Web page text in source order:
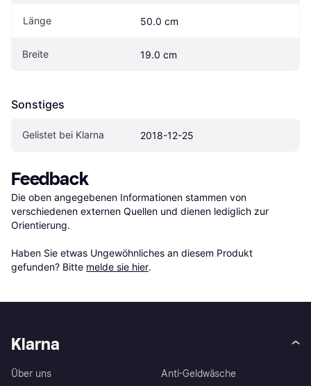
Länge 50.0 cm
Breite 19.0 cm
Sonstiges
Gelistet bei Klarna 2018-12-25
Feedback
Die oben angegebenen Informationen stammen von
verschiedenen externen Quellen und dienen lediglich zur
Orientierung.
Haben Sie etwas Ungewöhnliches an diesem Produkt
gefunden? Bitte melde sie hier.
Klarna
Über uns
Anti-Geldwäsche